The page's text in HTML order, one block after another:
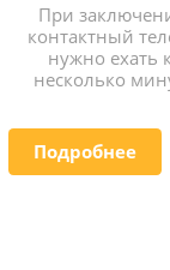
При
контактный
нужно ехать
несколько
Подробнее